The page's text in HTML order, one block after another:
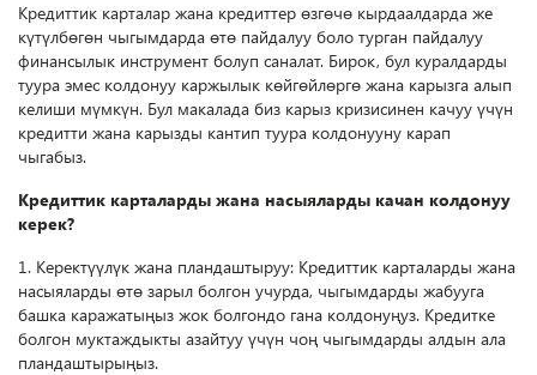
Кредиттик карталар жана кредиттер өзгөчө кырдаалдарда же
күтүлбөгөн чыгымдарда өтө пайдалуу боло турган пайдалуу
финансылык инструмент болуп саналат. Бирок, бул куралдарды
туура эмес колдонуу каржылык көйгөйлөргө жана карызга алып
келиши мүмкүн. Бул макалада биз карыз кризисинен качуу үчүн
кредитти жана карызды кантип туура колдонууну карап
чыгабыз.
Кредиттик карталарды жана насыяларды качан колдонуу
керек?
1. Керектүүлүк жана пландаштыруу: Кредиттик карталарды жана
насыяларды өтө зарыл болгон учурда, чыгымдарды жабууга
башка каражатыңыз жок болгондо гана колдонуңуз. Кредитке
болгон муктаждыкты азайтуу үчүн чоң чыгымдарды алдын ала
пландаштырыңыз.